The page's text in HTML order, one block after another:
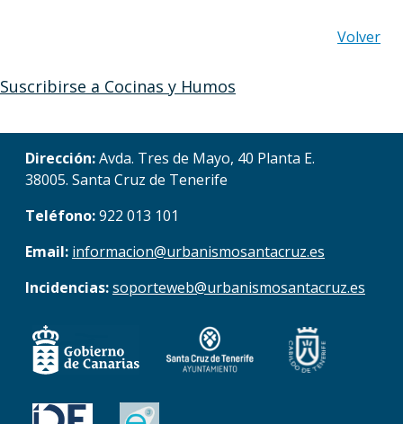
Volver
Suscribirse a Cocinas y Humos
Dirección:Avda. Tres de Mayo, 40 Planta E.
38005. Santa Cruz de Tenerife
Teléfono:922 013 101
Email: informacion@urbanismosantacruz.es
Incidencias:soporteweb@urbanismosantacruz.es